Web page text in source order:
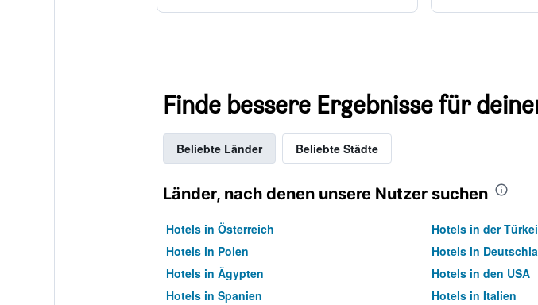
Finde bessere Ergebnisse für
Beliebte Länder Beliebte Städte
Länder, nach denen unsere Nutzer suchen
Hotels in Österreich Hotels in der Türkei
Hotels in Polen
Hotels in
Hotels in Ägypten
Hotels in den USA
Hotels in Spanien
Hotels in Italien